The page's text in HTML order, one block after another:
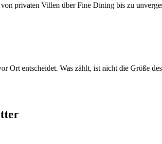
privaten Villen über Fine Dining bis zu
Ort entscheidet. Was zählt, ist nicht die Größe